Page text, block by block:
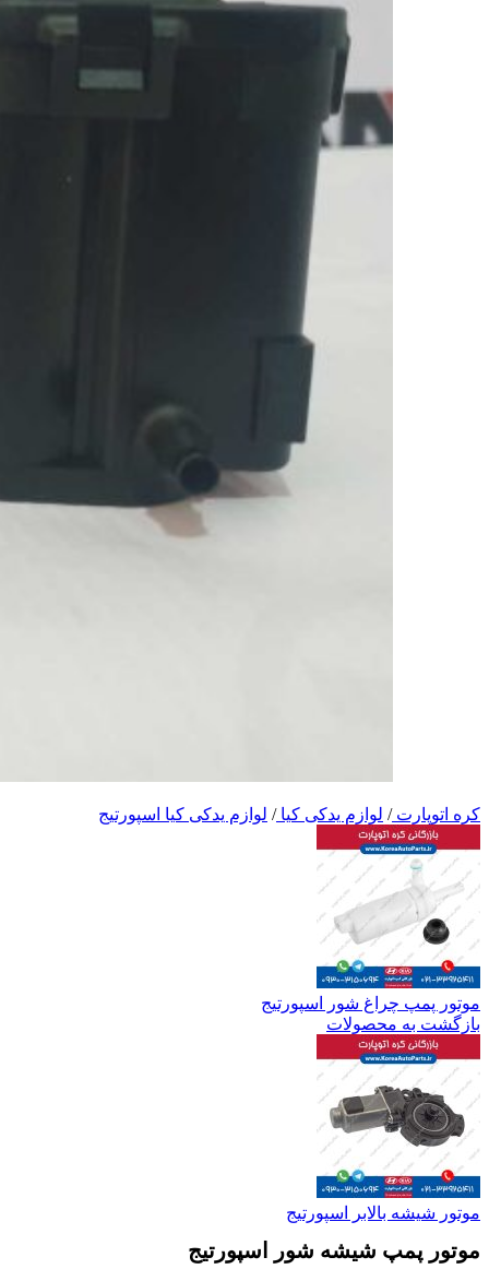
کره اتوپارت/ لوازم یدکی کیا/ لوازم یدکی کیا اسپورتیج
موتور پمپ چراغ شور اسپورتیج
بازگشت به محصولات
موتور شیشه بالابر اسپورتیج
موتور پمپ شیشه شور اسپورتیج